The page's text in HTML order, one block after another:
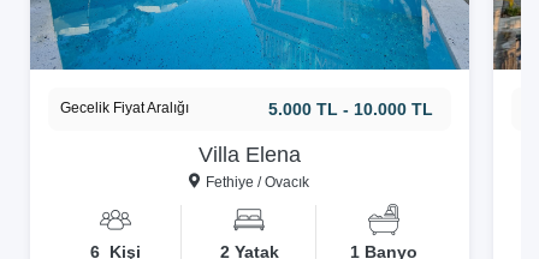
Villa Elena
Fethiye / Ovacık
Gecelik Fiyat Aralığı 5.000 TL - 10.000 TL
6 Kişi 2 Yatak 1 Banyo